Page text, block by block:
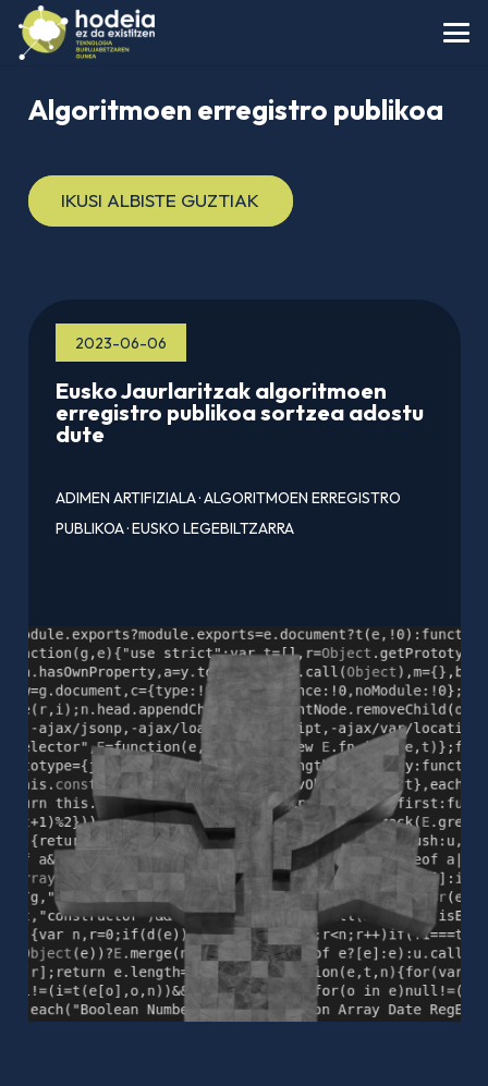
Algoritmoen erregistro publikoa
IKUSI ALBISTE GUZTIAK
2023-06-06
Eusko Jaurlaritzak algoritmoen
erregistro publikoa sortzea adostu
dute
ADIMEN ARTIFIZIALA·ALGORITMOEN ERREGISTRO
PUBLIKOA·EUSKO LEGEBILTZARRA